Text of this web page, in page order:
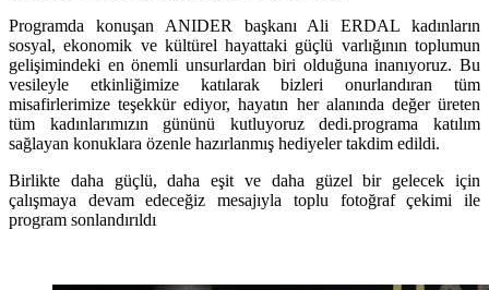
Programda konuşan ANIDER başkanı Ali ERDAL kadınların
sosyal, ekonomik ve kültürel hayattaki güçlü varlığının toplumun
gelişimindeki en önemli unsurlardan biri olduğuna inanıyoruz. Bu
vesileyle etkinliğimize katılarak bizleri onurlandıran tüm
misafirlerimize teşekkür ediyor, hayatın her alanında değer üreten
tüm kadınlarımızın gününü kutluyoruz dedi.programa katılım
sağlayan konuklara özenle hazırlanmış hediyeler takdim edildi.
Birlikte daha güçlü, daha eşit ve daha güzel bir gelecek için
çalışmaya devam edeceğiz mesajıyla toplu fotoğraf çekimi ile
program sonlandırıldı